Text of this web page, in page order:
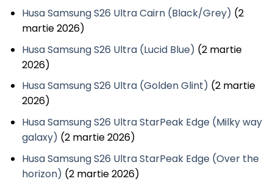
Husa Samsung S26 Ultra Cairn (Black/Grey) (2
martie 2026)
Husa Samsung S26 Ultra (Lucid Blue) (2 martie
2026)
Husa Samsung S26 Ultra (Golden Glint) (2 martie
2026)
Husa Samsung S26 Ultra StarPeak Edge (Milky way
galaxy) (2 martie 2026)
Husa Samsung S26 Ultra StarPeak Edge (Over the
horizon) (2 martie 2026)